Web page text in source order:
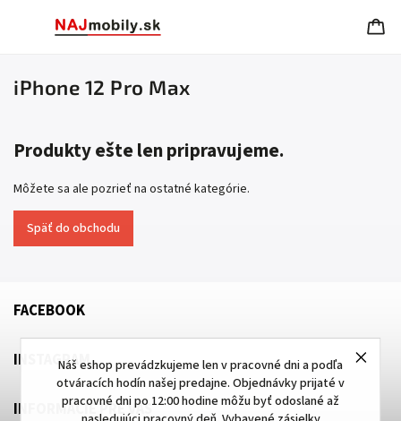
Náš eshop prevádzkujeme len v pracovné dni a podľa
otváracích hodín našej predajne. Objednávky prijaté v
pracovné dni po 12:00 hodine môžu byť odoslané až
iPhone 12 Pro Max
Produkty ešte len pripravujeme.
Môžete sa ale pozrieť na ostatné kategórie.
Späť do obchodu
FACEBOOK
INSTAGRAM
INFORMÁCIE PRE VÁS